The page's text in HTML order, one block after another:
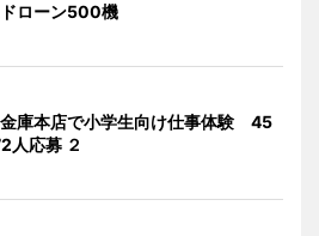
ローン500機
庫本店で小学生向け仕事体験 45
人応募 ２